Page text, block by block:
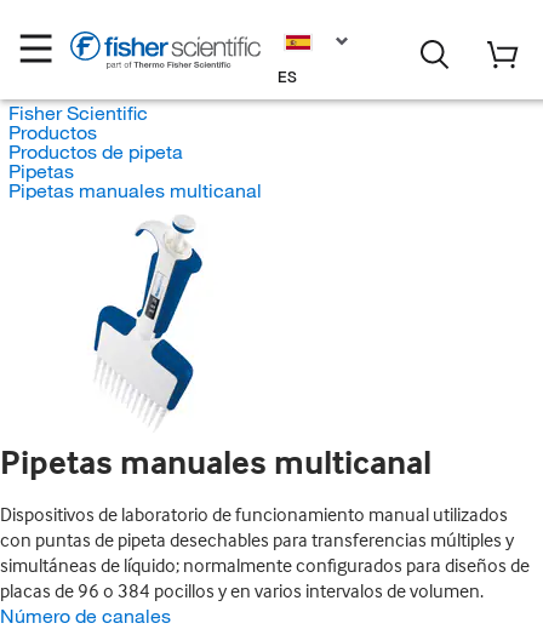
ES
Fisher Scientific
Productos
Productos de pipeta
Pipetas
Pipetas manuales multicanal
Pipetas manuales multicanal
Dispositivos de laboratorio de funcionamiento manual utilizados
con puntas de pipeta desechables para transferencias múltiples y
simultáneas de líquido; normalmente configurados para diseños de
placas de 96 o 384 pocillos y en varios intervalos de volumen.
Número de canales